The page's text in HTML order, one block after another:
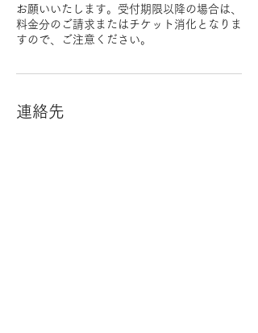
お願いいたします。受付期限以降の場合は、
料金分のご請求またはチケット消化となりま
すので、ご注意ください。
連絡先